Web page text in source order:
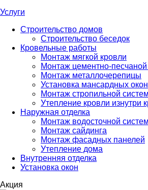
Услуги
Строительство домов
Строительство беседок
Кровельные работы
Монтаж мягкой кровли
Монтаж цементно-
Монтаж металлочерепицы
Установка мансардных окон
Монтаж стропильной
Утепление кровли изнутри
Наружная отделка
Монтаж водосточной
Монтаж сайдинга
Монтаж фасадных панелей
Утепление дома
Внутренняя отделка
Установка окон
Акция